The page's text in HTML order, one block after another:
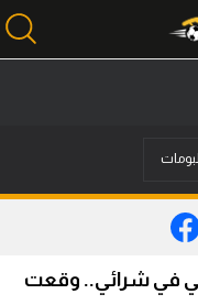
في شرائي.. وقعت